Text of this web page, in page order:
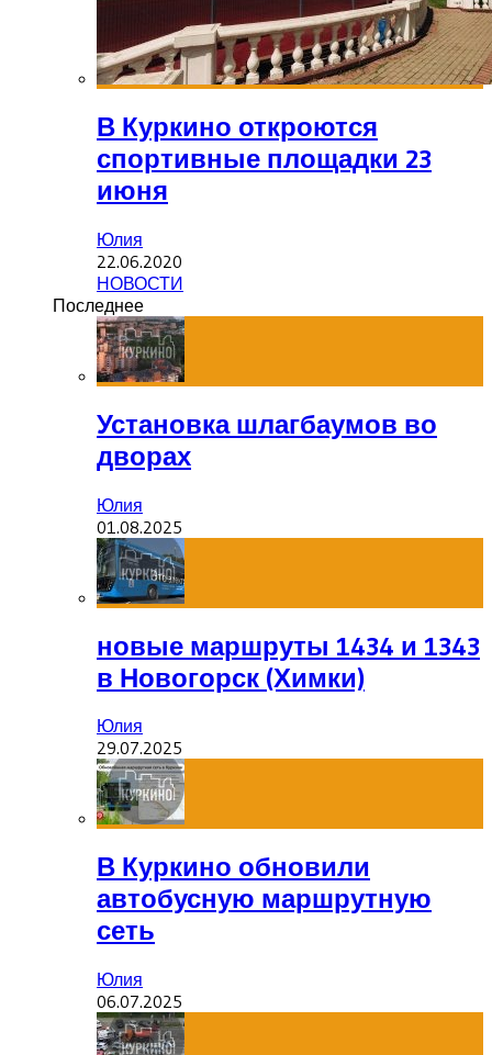
В Куркино откроются
спортивные площадки 23
июня
Юлия
22.06.2020
НОВОСТИ
Последнее
Установка шлагбаумов во
дворах
Юлия
01.08.2025
новые маршруты 1434 и 1343
в Новогорск (Химки)
Юлия
29.07.2025
В Куркино обновили
автобусную маршрутную
сеть
Юлия
06.07.2025